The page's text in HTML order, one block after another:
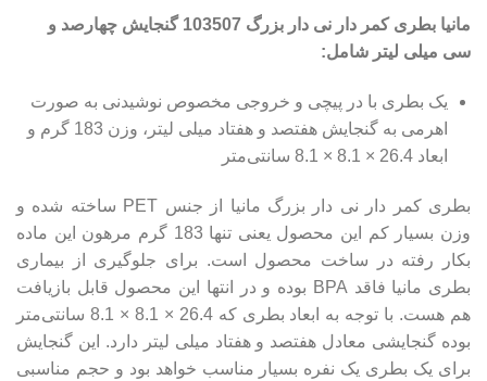
مانیا بطری کمر دار نی دار بزرگ 103507 گنجایش چهارصد و
سی میلی لیتر شامل:
یک بطری با در پیچی و خروجی مخصوص نوشیدنی به صورت
اهرمی به گنجایش هفتصد و هفتاد میلی لیتر، وزن 183 گرم و
ابعاد 26.4 × 8.1 × 8.1 سانتی‌متر
بطری کمر دار نی دار بزرگ مانیا از جنس PET ساخته شده و
وزن بسیار کم این محصول یعنی تنها 183 گرم مرهون این ماده
بکار رفته در ساخت محصول است. برای جلوگیری از بیماری
بطری مانیا فاقد BPA بوده و در انتها این محصول قابل بازیافت
هم هست. با توجه به ابعاد بطری که 26.4 × 8.1 × 8.1 سانتی‌متر
بوده گنجایشی معادل هفتصد و هفتاد میلی لیتر دارد. این گنجایش
برای یک بطری یک نفره بسیار مناسب خواهد بود و حجم مناسبی